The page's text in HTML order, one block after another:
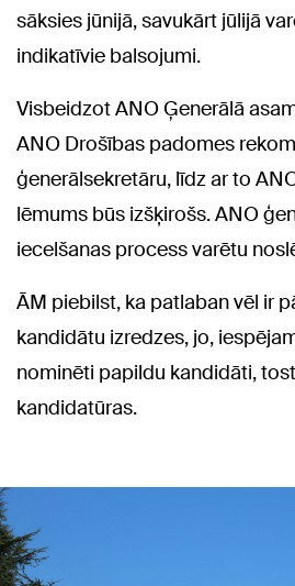
sāksies jūnijā, savukārt jūlijā
indikatīvie balsojumi.
Visbeidzot ANO Ģenerālā
ANO Drošības padomes
ģenerālsekretāru, līdz ar to
lēmums būs izšķirošs. ANO
iecelšanas process varētu
ĀM piebilst, ka patlaban vēl ir
kandidātu izredzes, jo,
nominēti papildu kandidāti,
kandidatūras.